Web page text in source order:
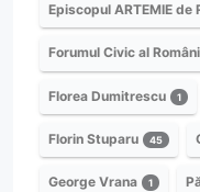
Episcopul ARTEMIE de
Forumul Civic al
Florea Dumitrescu 1
Florin Stuparu 45
George Vrana 1